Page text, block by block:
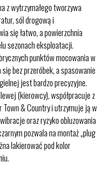
z wytrzymałego tworzywa
sól drogową i
się łatwo, a powierzchnia
sezonach eksploatacji.
punktów mocowania w
bez przeróbek, a spasowanie
jest bardzo precyzyjne.
(kierowcy), współpracuje z
& Country i utrzymuje ją w
oraz ryzyko obluzowania
pozwala na montaż „plug
lakierować pod kolor